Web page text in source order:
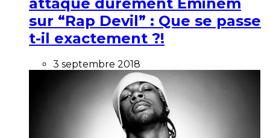
sur “Rap Devil” : Que se passe
t-il exactement ?!
3 septembre 2018